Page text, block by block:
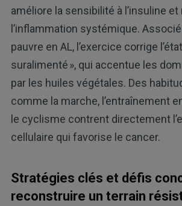
améliore la sensibilité à l’insuline et
l’inflammation systémique.
pauvre en AL, l’exercice corrige
suralimenté », qui accentue les
par les huiles végétales. Des
comme la marche, l’entraînement
le cyclisme contrent directement
cellulaire qui favorise le cancer.
Stratégies clés et défis
reconstruire un terrain